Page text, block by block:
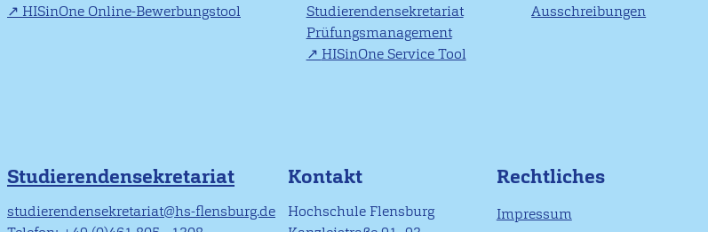
HISinOne Online-Bewerbungstool
Studierendensekretariat
Prüfungsmanagement
HISinOne Service Tool
Ausschreibungen
Studierendensekretariat
studierendensekretariat@hs-flensburg.de
Kontakt
Hochschule Flensburg
Rechtliches
Impressum